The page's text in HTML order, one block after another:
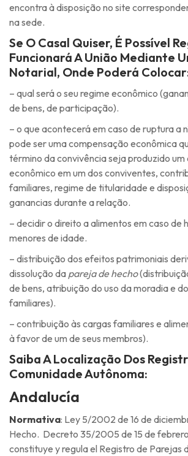
encontra à disposição no site
na sede.
Se O Casal Quiser, É Possível
Funcionará A União Mediante
Notarial, Onde Poderá
– qual será o seu regime econômico
de bens, de participação).
– o que acontecerá em caso de ruptura a
pode ser uma compensação econômica
término da convivência seja produzido um
econômico em um dos conviventes,
familiares, regime de titularidade e
ganancias durante a relação.
– decidir o direito a alimentos em caso de
menores de idade.
– distribuição dos efeitos patrimoniais
dissolução da pareja de hecho
de bens, atribuição do uso da moradia e
familiares).
– contribuição às cargas familiares e
à favor de um de seus membros).
Saiba A Localização Dos
Comunidade Autônoma:
Andalucía
Normativa: Ley 5/2002 de 16 de
Hecho. Decreto 35/2005 de 15 de
constituye y regula el Registro de Parejas